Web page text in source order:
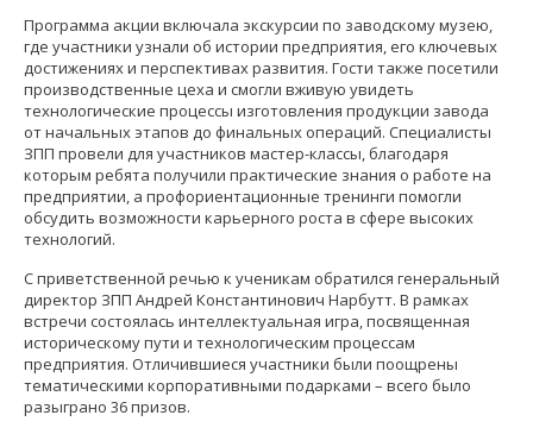
Программа акции включала экскурсии по заводскому музею,
где участники узнали об истории предприятия, его ключевых
достижениях и перспективах развития. Гости также посетили
производственные цеха и смогли вживую увидеть
технологические процессы изготовления продукции завода
от начальных этапов до финальных операций. Специалисты
ЗПП провели для участников мастер-классы, благодаря
которым ребята получили практические знания о работе на
предприятии, а профориентационные тренинги помогли
обсудить возможности карьерного роста в сфере высоких
технологий.
С приветственной речью к ученикам обратился генеральный
директор ЗПП Андрей Константинович Нарбутт. В рамках
встречи состоялась интеллектуальная игра, посвященная
историческому пути и технологическим процессам
предприятия. Отличившиеся участники были поощрены
тематическими корпоративными подарками – всего было
разыграно 36 призов.